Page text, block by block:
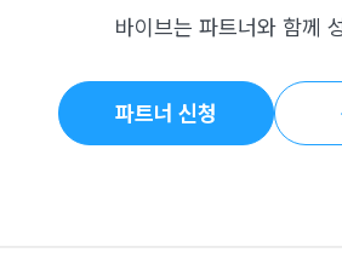
바이브는 파트너와 함께
파트너 신청